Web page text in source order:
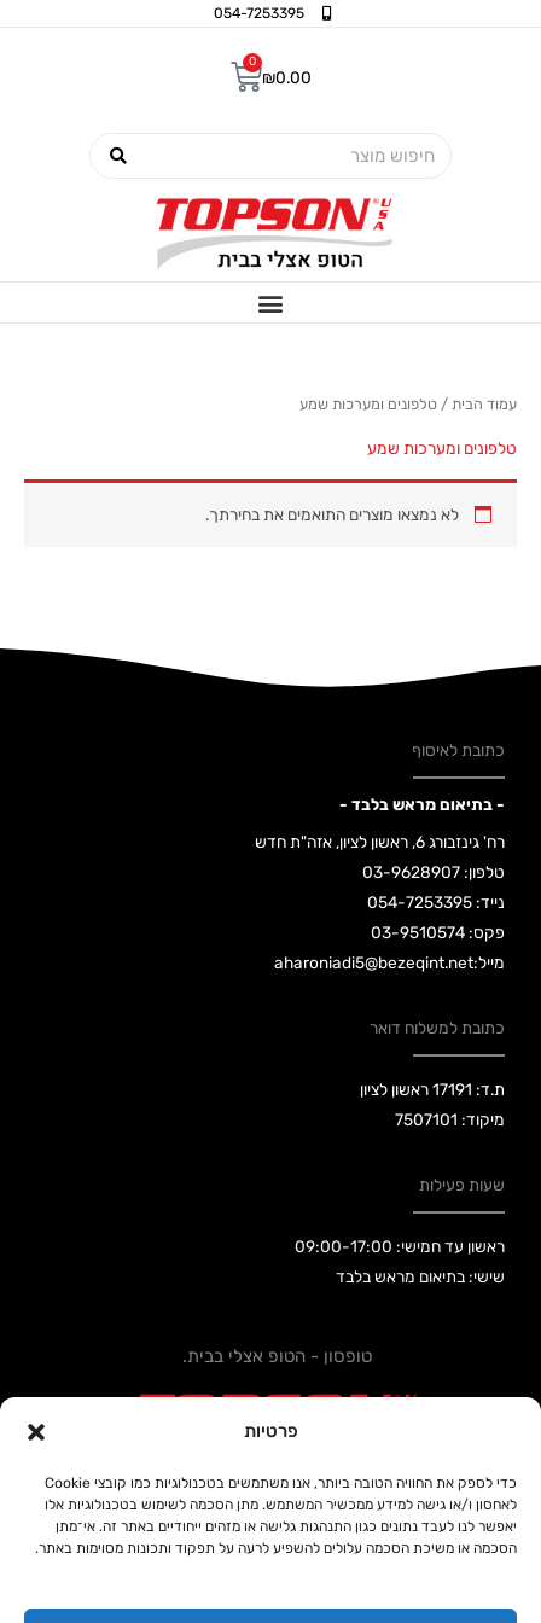
פרטיות
כדי לספק את החוויה הטובה ביותר, אנו משתמשים בטכנולוגיות כמו קובצי Cookie
לאחסון ו/או גישה למידע ממכשיר המשתמש. מתן הסכמה לשימוש בטכנולוגיות אלו
יאפשר לנו לעבד נתונים כגון התנהגות גלישה או מזהים ייחודיים באתר זה. אי־מתן
הסכמה או משיכת הסכמה עלולים להשפיע לרעה על תפקוד ותכונות מסוימות באתר.
054-7253395
₪0.00
0
עגלת
עמוד הבית / טלפונים ומערכות שמע
טלפונים ומערכות שמע
לא נמצאו מוצרים התואמים את בחירתך.
כתובת לאיסוף
- בתיאום מראש בלבד -
רח' גינזבורג 6, ראשון לציון, אזה"ת חדש
טלפון: 03-9628907
נייד: 054-7253395
פקס: 03-9510574
מייל:aharoniadi5@bezeqint.net
כתובת למשלוח דואר
ת.ד: 17191 ראשון לציון
מיקוד: 7507101
שעות פעילות
ראשון עד חמישי: 09:00-17:00
שישי: בתיאום מראש בלבד
טופסון - הטופ אצלי בבית.
קידום אתרים SEOUP